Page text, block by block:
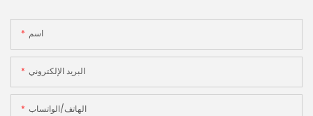
اسم
البريد الإلكتروني
الهاتف/الواتساب